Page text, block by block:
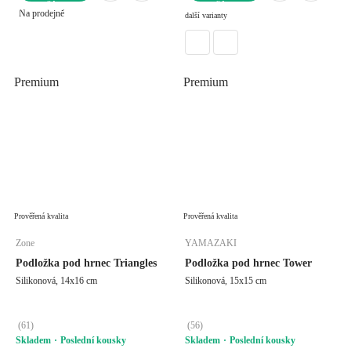
DO KOŠÍKU
Na prodejně další varianty
Premium
Prověřená kvalita
Zone
Podložka pod hrnec Triangles
Silikonová, 14x16 cm
(61)
Skladem
Poslední kousky
Premium
Prověřená kvalita
YAMAZAKI
Podložka pod hrnec Tower
Silikonová, 15x15 cm
(56)
Skladem
Poslední kousky